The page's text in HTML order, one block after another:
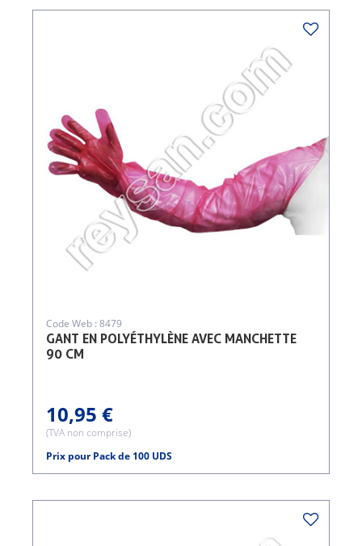
GANT EN POLYÉTHYLÈNE AVEC MANCHETTE
90 CM
Code Web : 8479
10,95 €
(TVA non comprise)
Prix pour Pack de 100 UDS